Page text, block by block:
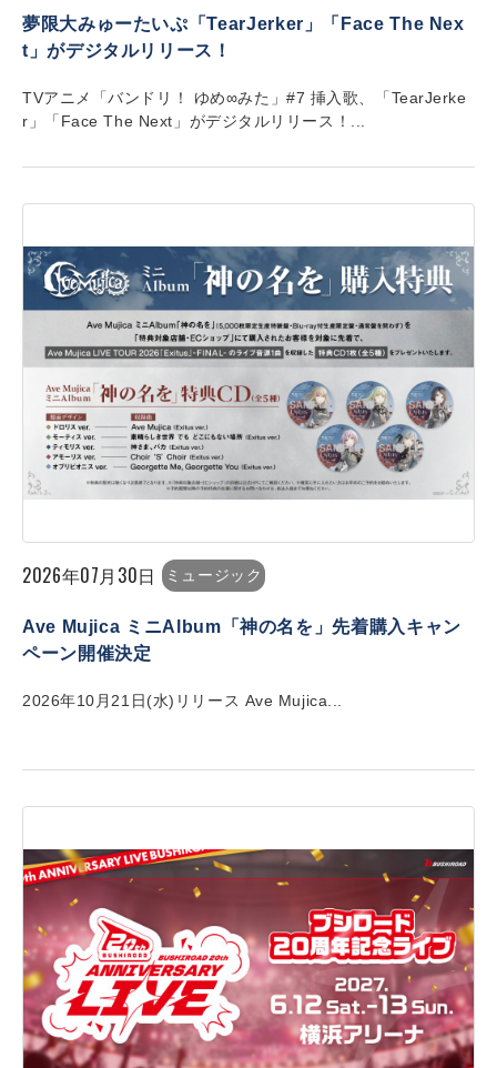
夢限大みゅーたいぷ「TearJerker」「Face The Nex
t」がデジタルリリース！
TVアニメ「バンドリ！ ゆめ∞みた」#7 挿入歌、「TearJerke
r」「Face The Next」がデジタルリリース！...
2026年07月30日 ミュージック
Ave Mujica ミニAlbum「神の名を」先着購入キャン
ペーン開催決定
2026年10月21日(水)リリース Ave Mujica...